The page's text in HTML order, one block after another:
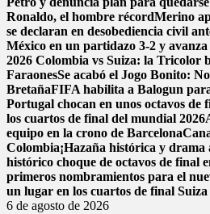
Ronaldo, el hombre récordMerino
se declaran en desobediencia civil
México en un partidazo 3-2 y
2026 Colombia vs Suiza: la Tricolor
FaraonesSe acabó el Jogo Bonito:
BretañaFIFA habilita a Balogun
Portugal chocan en unos octavos de
los cuartos de final del mundial 2026
equipo en la crono de Barcelona
Colombia¡Hazaña histórica y
histórico choque de octavos de final
primeros nombramientos para el
un lugar en los cuartos de final
6 de agosto de 2026